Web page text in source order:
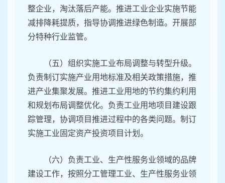
整企业，淘汰落后产能。推进工业企业实施节能
减排降耗提质，指导协调推进绿色制造。开展部
分特种行业监管。
（五）组织实施工业布局调整与转型升级。
负责制订实施产业用地标准及相关政策措施，推
进产业集聚发展。推进工业用地的节约集约利用
和规划布局调整优化。负责工业用地项目建设跟
踪管理，协调项目推进过程中的各类问题。制订
实施工业固定资产投资项目计划。
（六）负责工业、生产性服务业领域的品牌
建设工作，按照分工管理工业、生产性服务业领